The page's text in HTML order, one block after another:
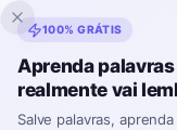
Inklingo
Início›Espanhol›
100% GRÁTIS
Aprenda
realmente vai
Salve palavras,